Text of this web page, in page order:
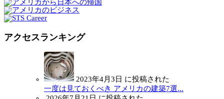
アクセスランキング
2023年4月3日 に投稿された
一度は見ておくべき アメリカの建築7選...